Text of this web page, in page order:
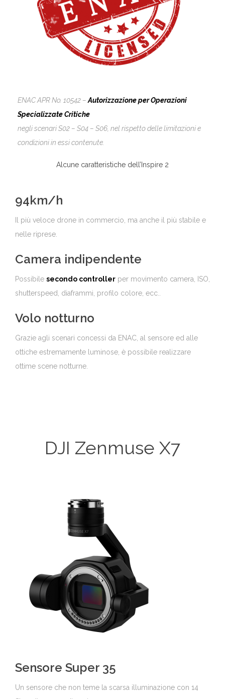
ENAC APR No. 10542 – Autorizzazione per Operazioni
Specializzate Critiche
negli scenari S02 – S04 – S06, nel rispetto delle limitazioni e
condizioni in essi contenute.
Alcune caratteristiche dell’Inspire 2
94km/h
Il più veloce drone in commercio, ma anche il più stabile e
nelle riprese.
Camera indipendente
Possibile secondo controller per movimento camera, ISO,
shutterspeed, diaframmi, profilo colore, ecc..
Volo notturno
Grazie agli scenari concessi da ENAC, al sensore ed alle
ottiche estremamente luminose, è possibile realizzare
ottime scene notturne.
DJI Zenmuse X7
Sensore Super 35
Un sensore che non teme la scarsa illuminazione con 14